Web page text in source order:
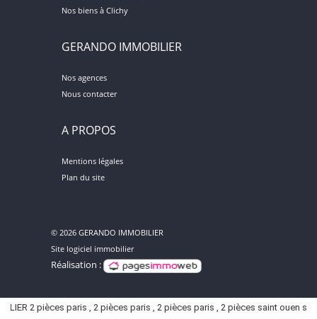
Nos biens à Clichy
GERANDO IMMOBILIER
Nos agences
Nous contacter
A PROPOS
Mentions légales
Plan du site
© 2026 GERANDO IMMOBILIER
Site logiciel immobilier
Réalisation :
2 pièces paris ,2 pièces paris ,2 pièces paris ,2 pièces saint ouen sur